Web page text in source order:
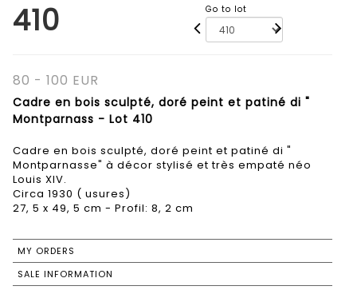
410 Go to lot
80 - 100 EUR
Cadre en bois sculpté, doré peint et patiné di "
Montparnass - Lot 410
Cadre en bois sculpté, doré peint et patiné di "
Montparnasse" à décor stylisé et très empaté néo
Louis XIV.
Circa 1930 ( usures)
27, 5 x 49, 5 cm - Profil: 8, 2 cm
MY ORDERS
SALE INFORMATION